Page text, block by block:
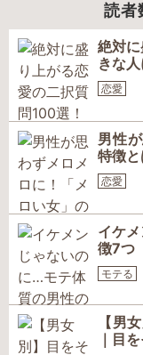
読者
絶対
きな
恋愛
男性
特徴
恋愛
イケ
徴7つ
モテる
【男
｜目